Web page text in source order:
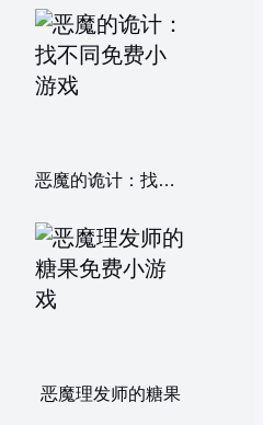
恶魔的诡计：找不同
恶魔理发师的糖果